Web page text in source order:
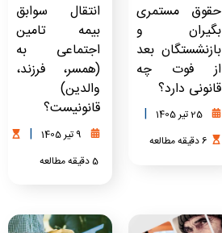
حقوق مستمری
بگیران و
بازنشستگان بعد
از فوت چه
قانونی دارد؟
25 تیر 1405 |
6دقیقهمطالعه
انتقال سوابق
بیمه تامین
اجتماعی به
(همسر، فرزند،
والدین)
قانونیست؟
9 تیر 1405 |
5دقیقهمطالعه